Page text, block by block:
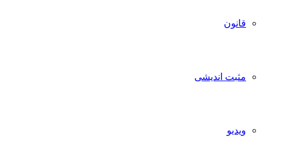
قانون
مثبت اندیشی
ویدیو